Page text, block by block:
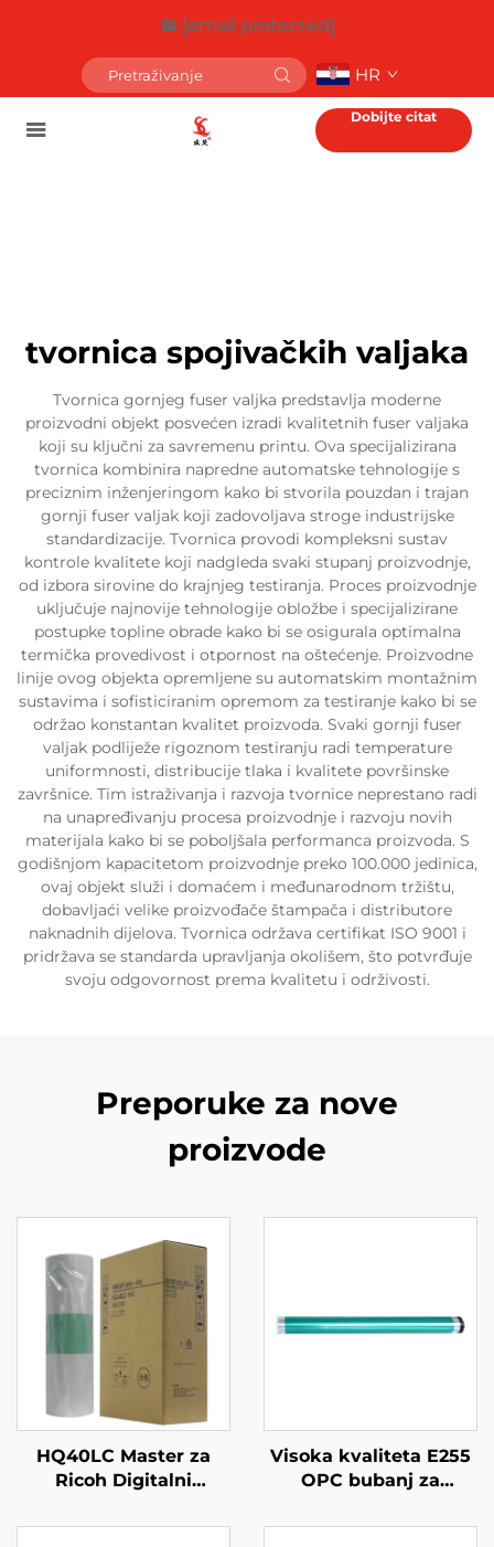
[email protected]
HR
Dobijte citat
tvornica spojivačkih valjaka
Tvornica gornjeg fuser valjka predstavlja moderne
proizvodni objekt posvećen izradi kvalitetnih fuser valjaka
koji su ključni za savremenu printu. Ova specijalizirana
tvornica kombinira napredne automatske tehnologije s
preciznim inženjeringom kako bi stvorila pouzdan i trajan
gornji fuser valjak koji zadovoljava stroge industrijske
standardizacije. Tvornica provodi kompleksni sustav
kontrole kvalitete koji nadgleda svaki stupanj proizvodnje,
od izbora sirovine do krajnjeg testiranja. Proces proizvodnje
uključuje najnovije tehnologije obložbe i specijalizirane
postupke topline obrade kako bi se osigurala optimalna
termička provedivost i otpornost na oštećenje. Proizvodne
linije ovog objekta opremljene su automatskim montažnim
sustavima i sofisticiranim opremom za testiranje kako bi se
održao konstantan kvalitet proizvoda. Svaki gornji fuser
valjak podliježe rigoznom testiranju radi temperature
uniformnosti, distribucije tlaka i kvalitete površinske
završnice. Tim istraživanja i razvoja tvornice neprestano radi
na unapređivanju procesa proizvodnje i razvoju novih
materijala kako bi se poboljšala performanca proizvoda. S
godišnjom kapacitetom proizvodnje preko 100.000 jedinica,
ovaj objekt služi i domaćem i međunarodnom tržištu,
dobavljaći velike proizvođače štampača i distributore
naknadnih dijelova. Tvornica održava certifikat ISO 9001 i
pridržava se standarda upravljanja okolišem, što potvrđuje
svoju odgovornost prema kvalitetu i održivosti.
Preporuke za nove
proizvode
HQ40LC Master za
Ricoh Digitalni
CP6452C/6451/6453/6450/6454/6455P
Visoka kvaliteta E255
OPC bubanj za
205/255/305/355/455/